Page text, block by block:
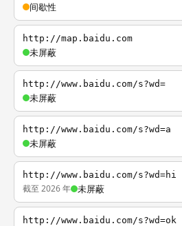
间歇性
http://map.baidu.com
未屏蔽
http://www.baidu.com/s?wd=
未屏蔽
http://www.baidu.com/s?wd=a
未屏蔽
http://www.baidu.com/s?wd=hi
截至 2026 年 未屏蔽
http://www.baidu.com/s?wd=ok